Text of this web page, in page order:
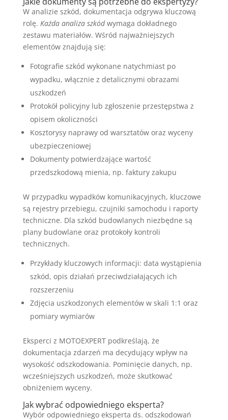
W analizie szkód, dokumentacja odgrywa kluczową
rolę. Każda analiza szkódwymaga dokładnego
zestawu materiałów. Wśród najważniejszych
elementów znajdują się:
Fotografie szkód wykonane natychmiast po
wypadku, włącznie z detalicznymi obrazami
uszkodzeń
Protokół policyjny lub zgłoszenie przestępstwa z
opisem okoliczności
Kosztorysy naprawy od warsztatów oraz wyceny
ubezpieczeniowej
Dokumenty potwierdzające wartość
przedszkodową mienia, np. faktury zakupu
W przypadku wypadków komunikacyjnych, kluczowe
są rejestry przebiegu, czujniki samochodu i raporty
techniczne. Dla szkód budowlanych niezbędne są
plany budowlane oraz protokoły kontroli
technicznych.
Przykłady kluczowych informacji: data wystąpienia
szkód, opis działań przeciwdziałających ich
rozszerzeniu
Zdjęcia uszkodzonych elementów w skali 1:1 oraz
pomiary wymiarów
Eksperci z MOTOEXPERT podkreślają, że
dokumentacja zdarzeń ma decydujący wpływ na
wysokość odszkodowania. Pominięcie danych, np.
wcześniejszych uszkodzeń, może skutkować
obniżeniem wyceny.
Jak wybrać odpowiedniego eksperta?
Wybór odpowiedniego eksperta ds. odszkodowań